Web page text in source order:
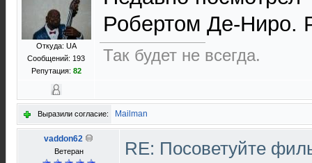
Откуда: UA
Сообщений: 193
Репутация: 82
Робертом Де-Ниро.
Так будет не всегда.
Выразили согласие: Mailman
vaddon62
Ветеран RE: Посоветуйте